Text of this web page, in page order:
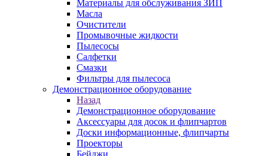
Материалы для обслуживания ЗИП
Масла
Очистители
Промывочные жидкости
Пылесосы
Салфетки
Смазки
Фильтры для пылесоса
Демонстрационное оборудование
Назад
Демонстрационное оборудование
Аксессуары для досок и флипчартов
Доски информационные, флипчарты
Проекторы
Бейджи